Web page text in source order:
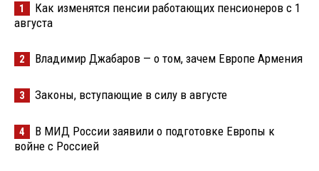
1
Как изменятся пенсии работающих пенсионеров с 1
августа
2 Владимир Джабаров — о том, зачем Европе Армения
3 Законы, вступающие в силу в августе
4
В МИД России заявили о подготовке Европы к
войне с Россией